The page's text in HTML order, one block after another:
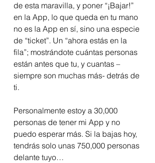
de esta maravilla, y poner “¡Bajar!”
en la App, lo que queda en tu mano
no es la App en sí, sino una especie
de “ticket”. Un “ahora estás en la
fila”; mostrándote cuántas personas
están antes que tu, y cuantas –
siempre son muchas más- detrás de
ti.
Personalmente estoy a 30,000
personas de tener mi App y no
puedo esperar más. Si la bajas hoy,
tendrás solo unas 750,000 personas
delante tuyo…